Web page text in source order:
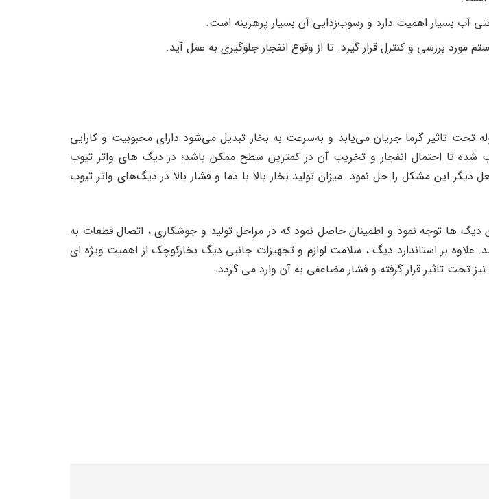
بسیار اهمیت دارد و رسوب‌زدایی آن بسیار پرهزینه است.
مورد بررسی و کنترل قرار گیرد. تا از وقوع انفجار جلوگیری به عمل آید.
تحت تاثیر گرما جریان می‌یابد و به‌سرعت به بخار تبدیل می‌شود دارای محبوبیت و کارایی
تا احتمال انفجار و تخریب آن در کمترین سطح ممکن باشد؛ در دیگ های واتر تیوب
دیگر این مشکل را حل نمود. میزان تولید بخار بالا با دما و فشار بالا در دیگ‌های واتر تیوب
ها توجه نمود و اطمینان حاصل نمود که در مراحل تولید و جوشکاری ، اتصال قطعات به
علاوه بر استاندارد دیگ ، سلامت لوازم و تجهیزات جانبی دیگ بخارکوچک از اهمیت ویژه ای
تحت تاثیر قرار گرفته و فشار مضاعفی به آن وارد می گردد.